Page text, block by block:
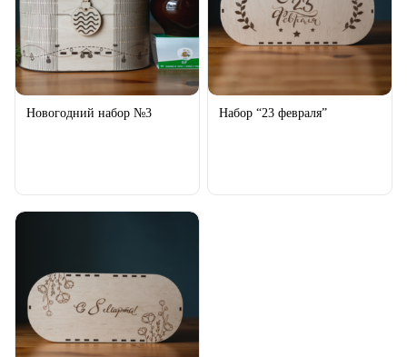
Новогодний набор №3 Набор “23 февраля”